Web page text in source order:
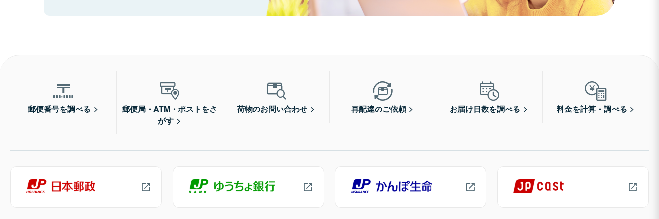
郵便番号を調べる
郵便局・ATM・ポストをさ
がす
荷物のお問い合わせ 再配達のご依頼 お届け日数を調べる 料金を計算・調べる